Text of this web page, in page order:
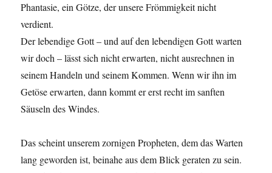
Phantasie, ein Götze, der unsere Frömmigkeit nicht
verdient.
Der lebendige Gott – und auf den lebendigen Gott warten
wir doch – lässt sich nicht erwarten, nicht ausrechnen in
seinem Handeln und seinem Kommen. Wenn wir ihn im
Getöse erwarten, dann kommt er erst recht im sanften
Säuseln des Windes.
Das scheint unserem zornigen Propheten, dem das Warten
lang geworden ist, beinahe aus dem Blick geraten zu sein.